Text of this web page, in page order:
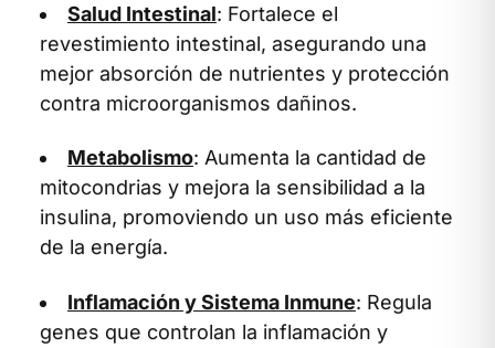
Salud Intestinal: Fortalece el
revestimiento intestinal, asegurando una
mejor absorción de nutrientes y protección
contra microorganismos dañinos.
Metabolismo: Aumenta la cantidad de
mitocondrias y mejora la sensibilidad a la
insulina, promoviendo un uso más eficiente
de la energía.
Inflamación y Sistema Inmune: Regula
genes que controlan la inflamación y